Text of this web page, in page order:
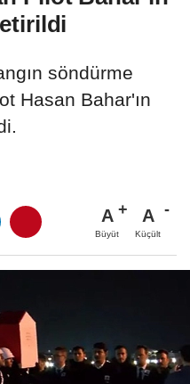
söndürme
Hasan Bahar'ın
A
Büyüt
A
Küçült